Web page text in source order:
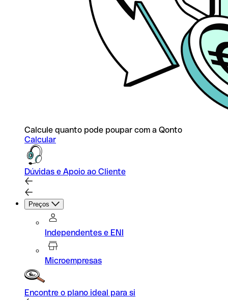
Calcule quanto pode poupar com a Qonto
Calcular
Dúvidas e Apoio ao Cliente
Preços
Independentes e ENI
Microempresas
Encontre o plano ideal para si